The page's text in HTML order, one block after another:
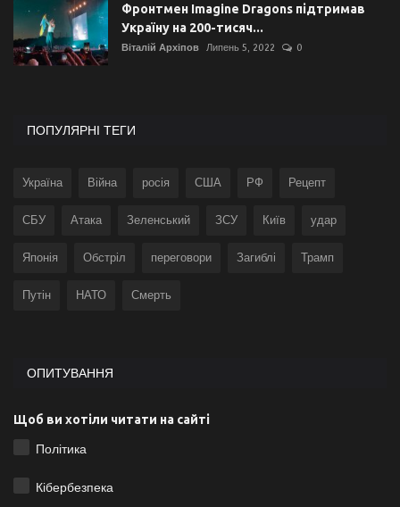
Фронтмен Imagine Dragons підтримав
Україну на 200-тисяч...
Віталій Архіпов Липень 5, 2022 0
ПОПУЛЯРНІ ТЕГИ
Україна Війна росія США РФ Рецепт
СБУ Атака Зеленський ЗСУ Київ удар
Японія Обстріл переговори Загиблі Трамп
Путін НАТО Смерть
ОПИТУВАННЯ
Щоб ви хотіли читати на сайті
Політика
Кібербезпека